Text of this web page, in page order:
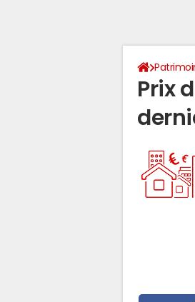
Prix